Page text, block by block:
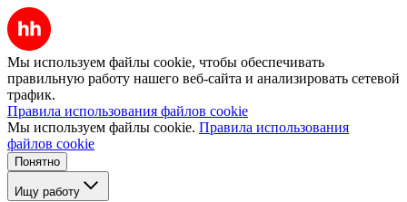
Мы используем файлы cookie, чтобы обеспечивать
правильную работу нашего веб-сайта и анализировать сетевой
трафик.
Правила использования файлов cookie
Мы используем файлы cookie. Правила использования
файлов cookie
Понятно
Ищу работу